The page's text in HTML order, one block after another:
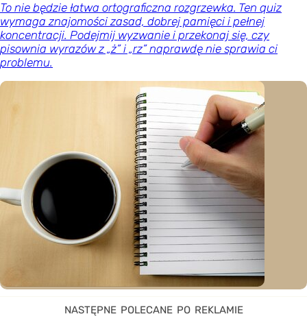
To nie będzie łatwa ortograficzna rozgrzewka. Ten quiz
wymaga znajomości zasad, dobrej pamięci i pełnej
koncentracji. Podejmij wyzwanie i przekonaj się, czy
pisownia wyrazów z „ż” i „rz” naprawdę nie sprawia ci
problemu.